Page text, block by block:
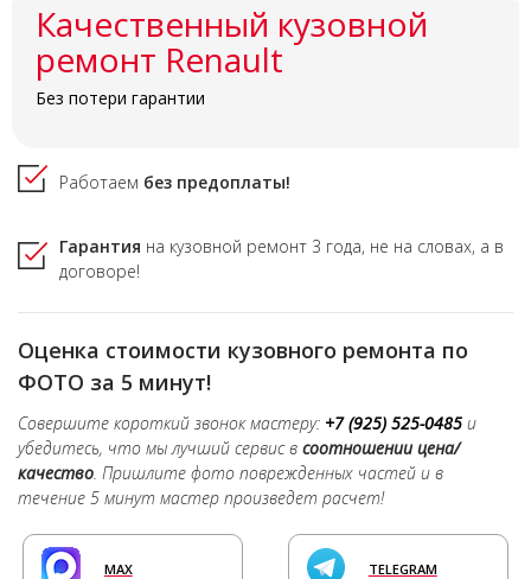
Качественный кузовной
ремонт Renault
Без потери гарантии
Работаем без предоплаты!
Гарантия на кузовной ремонт 3 года, не на словах, а в
договоре!
Оценка стоимости кузовного ремонта по
ФОТО за 5 минут!
Совершите короткий звонок мастеру: +7 (925) 525-0485 и
убедитесь, что мы лучший сервис в соотношении цена/
качество. Пришлите фото поврежденных частей и в
течение 5 минут мастер произведет расчет!
MAX TELEGRAM